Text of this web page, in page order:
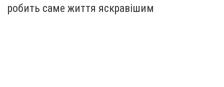
робить саме життя яскравішим